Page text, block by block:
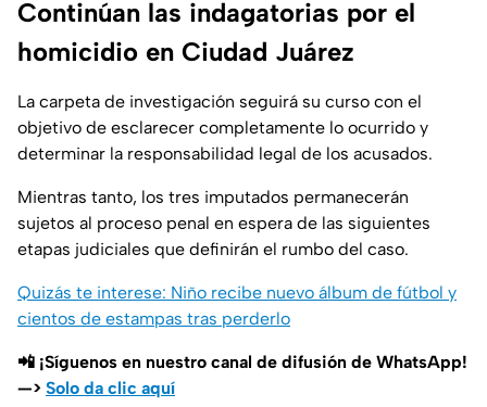
Continúan las indagatorias por el
homicidio en Ciudad Juárez
La carpeta de investigación seguirá su curso con el
objetivo de esclarecer completamente lo ocurrido y
determinar la responsabilidad legal de los acusados.
Mientras tanto, los tres imputados permanecerán
sujetos al proceso penal en espera de las siguientes
etapas judiciales que definirán el rumbo del caso.
Quizás te interese: Niño recibe nuevo álbum de fútbol y
cientos de estampas tras perderlo
📲 ¡Síguenos en nuestro canal de difusión de WhatsApp!
—> Solo da clic aquí